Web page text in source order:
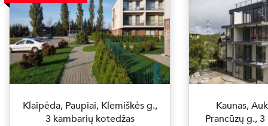
Klaipėda, Paupiai, Klemiškės g.,
3 kambarių kotedžas
Kaunas,
Prancūzų g.,